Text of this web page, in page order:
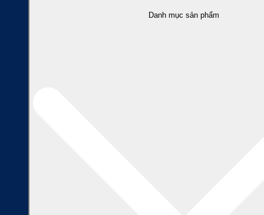
Danh mục sản phẩm